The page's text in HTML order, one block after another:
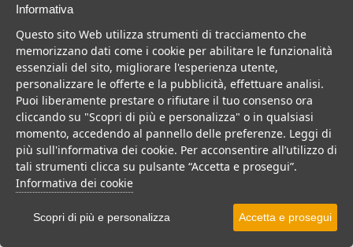
Trova la soluzione migliore per la tua prossima
vacanza.
Noi di belsalento.it abbiamo selezionato per te le migliori mete, i
migliori servizi, le migliori offerte per il tuo prossimo viaggio.
Informativa
Questo sito Web utilizza strumenti di tracciamento che
memorizzano dati come i cookie per abilitare le funzionalità
essenziali del sito, migliorare l'esperienza utente,
personalizzare le offerte e la pubblicità, effettuare analisi.
Puoi liberamente prestare o rifiutare il tuo consenso ora
cliccando su "Scopri di più e personalizza" o in qualsiasi
momento, accedendo al pannello delle preferenze. Leggi di
più sull'informativa dei cookie. Per acconsentire all’utilizzo di
tali strumenti clicca su pulsante “Accetta e prosegui”.
Informativa dei cookie
Scopri di più e personalizza Accetta e prosegui